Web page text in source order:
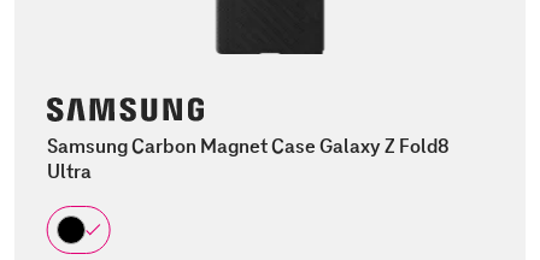
Samsung Carbon Magnet Case Galaxy Z Fold8
Ultra